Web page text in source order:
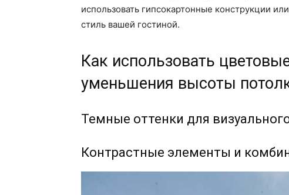
использовать гипсокартонные конструкции
стиль вашей гостиной.
Как использовать
уменьшения высоты
Темные оттенки для
Контрастные элементы и